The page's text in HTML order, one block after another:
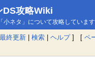
DS攻略Wiki
小ネタ」について攻略しています
最終更新 | 検索 | ヘルプ] [ ペ